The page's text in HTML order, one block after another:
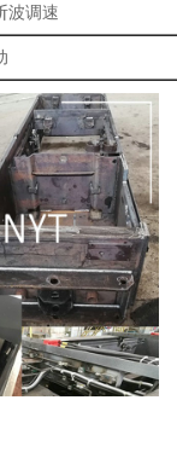
波调速